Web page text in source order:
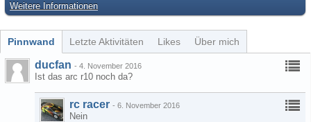
Weitere Informationen
Pinnwand Letzte Aktivitäten Likes Über mich
ducfan - 4. November 2016
Ist das arc r10 noch da?
rc racer - 6. November 2016
Nein